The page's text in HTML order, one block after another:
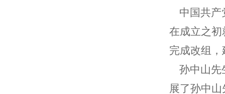
中国共产
在成立之
完成改组
孙中山先
展了孙中